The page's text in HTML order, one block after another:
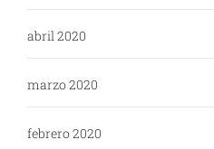
abril 2020
marzo 2020
febrero 2020